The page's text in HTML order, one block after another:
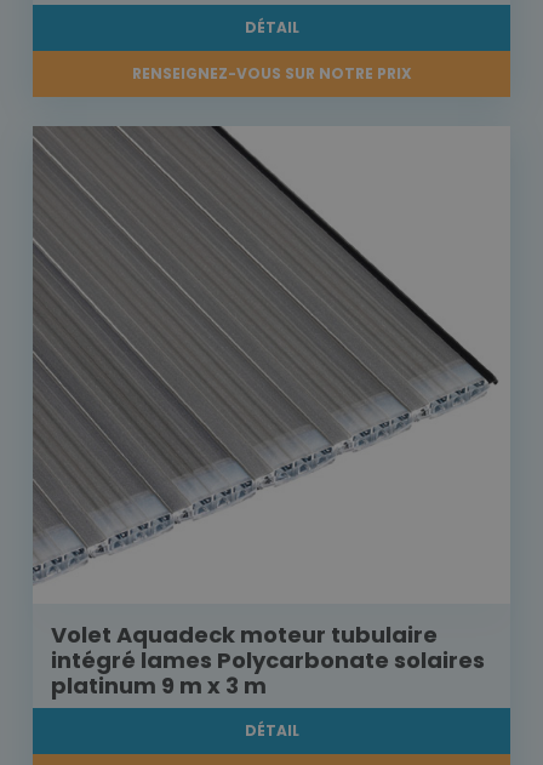
DÉTAIL
RENSEIGNEZ-VOUS SUR NOTRE PRIX
Volet Aquadeck moteur tubulaire
intégré lames Polycarbonate solaires
platinum 9 m x 3 m
DÉTAIL